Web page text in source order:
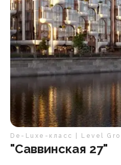
De-Luxe-класс | Level
"Саввинская 27"